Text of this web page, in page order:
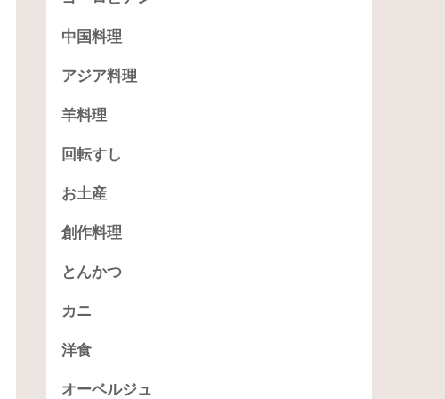
中国料理
アジア料理
羊料理
回転すし
お土産
創作料理
とんかつ
カニ
洋食
オーベルジュ